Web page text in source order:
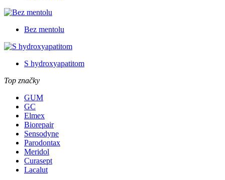
Bez mentolu
S hydroxyapatitom
Top značky
GUM
GC
Elmex
Biorepair
Sensodyne
Parodontax
Meridol
Curasept
Lacalut